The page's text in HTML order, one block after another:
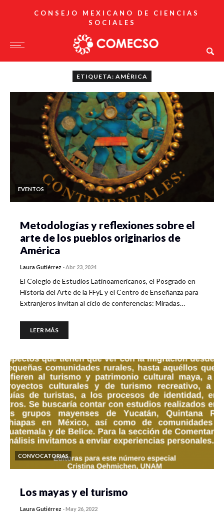
CONSEJO MEXICANO DE CIENCIAS
SOCIALES
ETIQUETA: AMÉRICA
EVENTOS
Metodologías y reflexiones sobre el
arte de los pueblos originarios de
América
Laura Gutiérrez -Abr 23, 2024
El Colegio de Estudios Latinoamericanos, el Posgrado en
Historia del Arte de la FFyL y el Centro de Enseñanza para
Extranjeros invitan al ciclo de conferencias: Miradas…
LEER MÁS
CONVOCATORIAS
Los mayas y el turismo
Laura Gutiérrez -May 26, 2022